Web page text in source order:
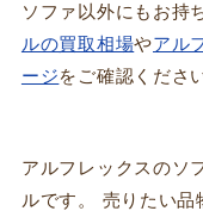
ソファ以外にもお持
ルの買取相場やアル
ージ をご確認くださ
アルフレックスのソ
ルです。 売りたい品